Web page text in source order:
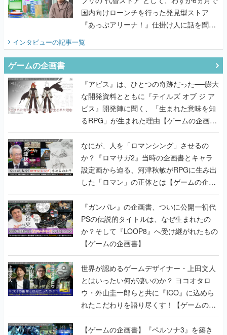
国内向けローンチを行った発見型ストア
『あっぷアリーナ！』仕掛け人に話を聞い
インタビューの記事一覧
ゲームの企画書
『アビス』は、ひとつの奇跡だった──膨大
な開発資料とともに『テイルズ オブ ジ ア
ビス』開発陣に聞く、「生まれた意味を知
るRPG」が生まれた理由【ゲームの企画
書】
なにが、人を「ロマンシング」させるの
か？『ロマサガ2』当時の企画書とキャラ
設定画から迫る、河津秋敏がRPGに生み出
した「ロマン」の正体とは【ゲームの企画
書】
『ガンパレ』の企画書、ついに公開━初代
PSの伝説的タイトルは、なぜ生まれたの
か？そして『LOOP8』へ受け継がれたもの
【ゲームの企画書】
世界が認めるゲームデザイナー・上田文人
とはいったい何が凄いのか？ ヨコオタロ
ウ・外山圭一郎らと共に『ICO』に込めら
れたこだわりを語り尽くす！【ゲームの企
画書】
【ゲームの企画書】『ペルソナ3』を築き